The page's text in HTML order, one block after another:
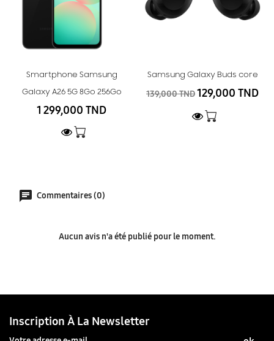
Smartphone Samsung
Galaxy A26 5G 8Go 256Go
1 299,000 TND
Samsung Galaxy Buds core
139,000 TND129,000 TND
Commentaires (0)
Aucun avis n'a été publié pour le moment.
Inscription À La Newsletter